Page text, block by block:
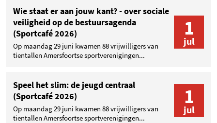
Wie staat er aan jouw kant? - over sociale
veiligheid op de bestuursagenda
(Sportcafé 2026)
Op maandag 29 juni kwamen 88 vrijwilligers van
tientallen Amersfoortse sportverenigingen...
1
jul
Speel het slim: de jeugd centraal
(Sportcafé 2026)
Op maandag 29 juni kwamen 88 vrijwilligers van
tientallen Amersfoortse sportverenigingen...
1
jul